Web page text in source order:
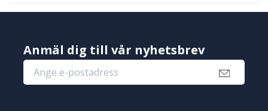
Anmäl dig till vår nyhetsbrev